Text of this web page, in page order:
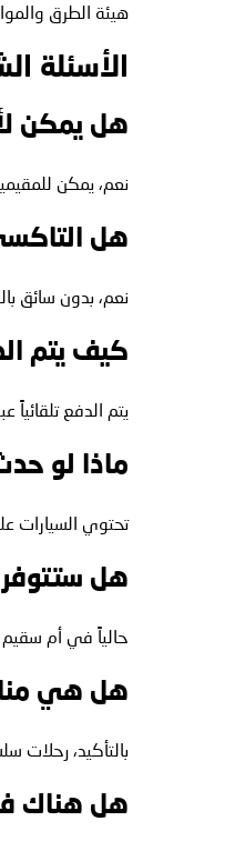
هيئة الطرق
الأسئلة
هل يمكن
نعم، يمكن
هل
نعم، بدون سائق
كيف يتم
يتم الدفع تلقائياً
ماذا لو
تحتوي السيارات على دعم على مدار 24/7 وأنظمة
هل
حالياً في أم
هل هي
بالتأكيد، رحلات
هل هناك